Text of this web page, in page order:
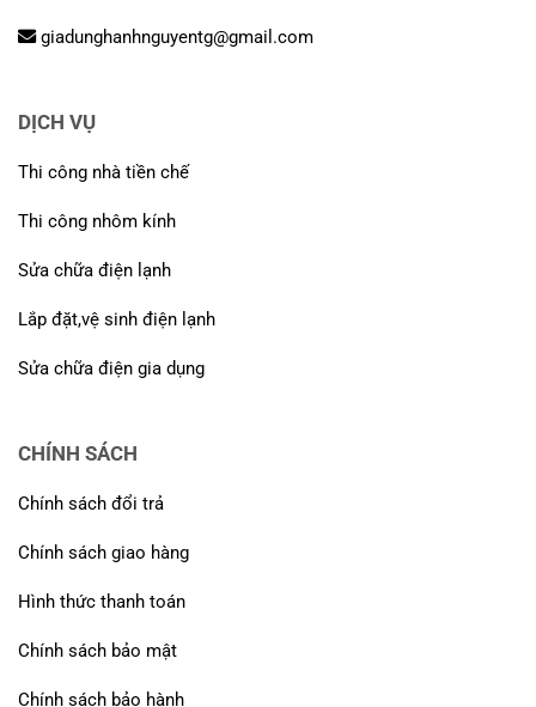
giadunghanhnguyentg@gmail.com
DỊCH VỤ
Thi công nhà tiền chế
Thi công nhôm kính
Sửa chữa điện lạnh
Lắp đặt,vệ sinh điện lạnh
Sửa chữa điện gia dụng
CHÍNH SÁCH
Chính sách đổi trả
Chính sách giao hàng
Hình thức thanh toán
Chính sách bảo mật
Chính sách bảo hành